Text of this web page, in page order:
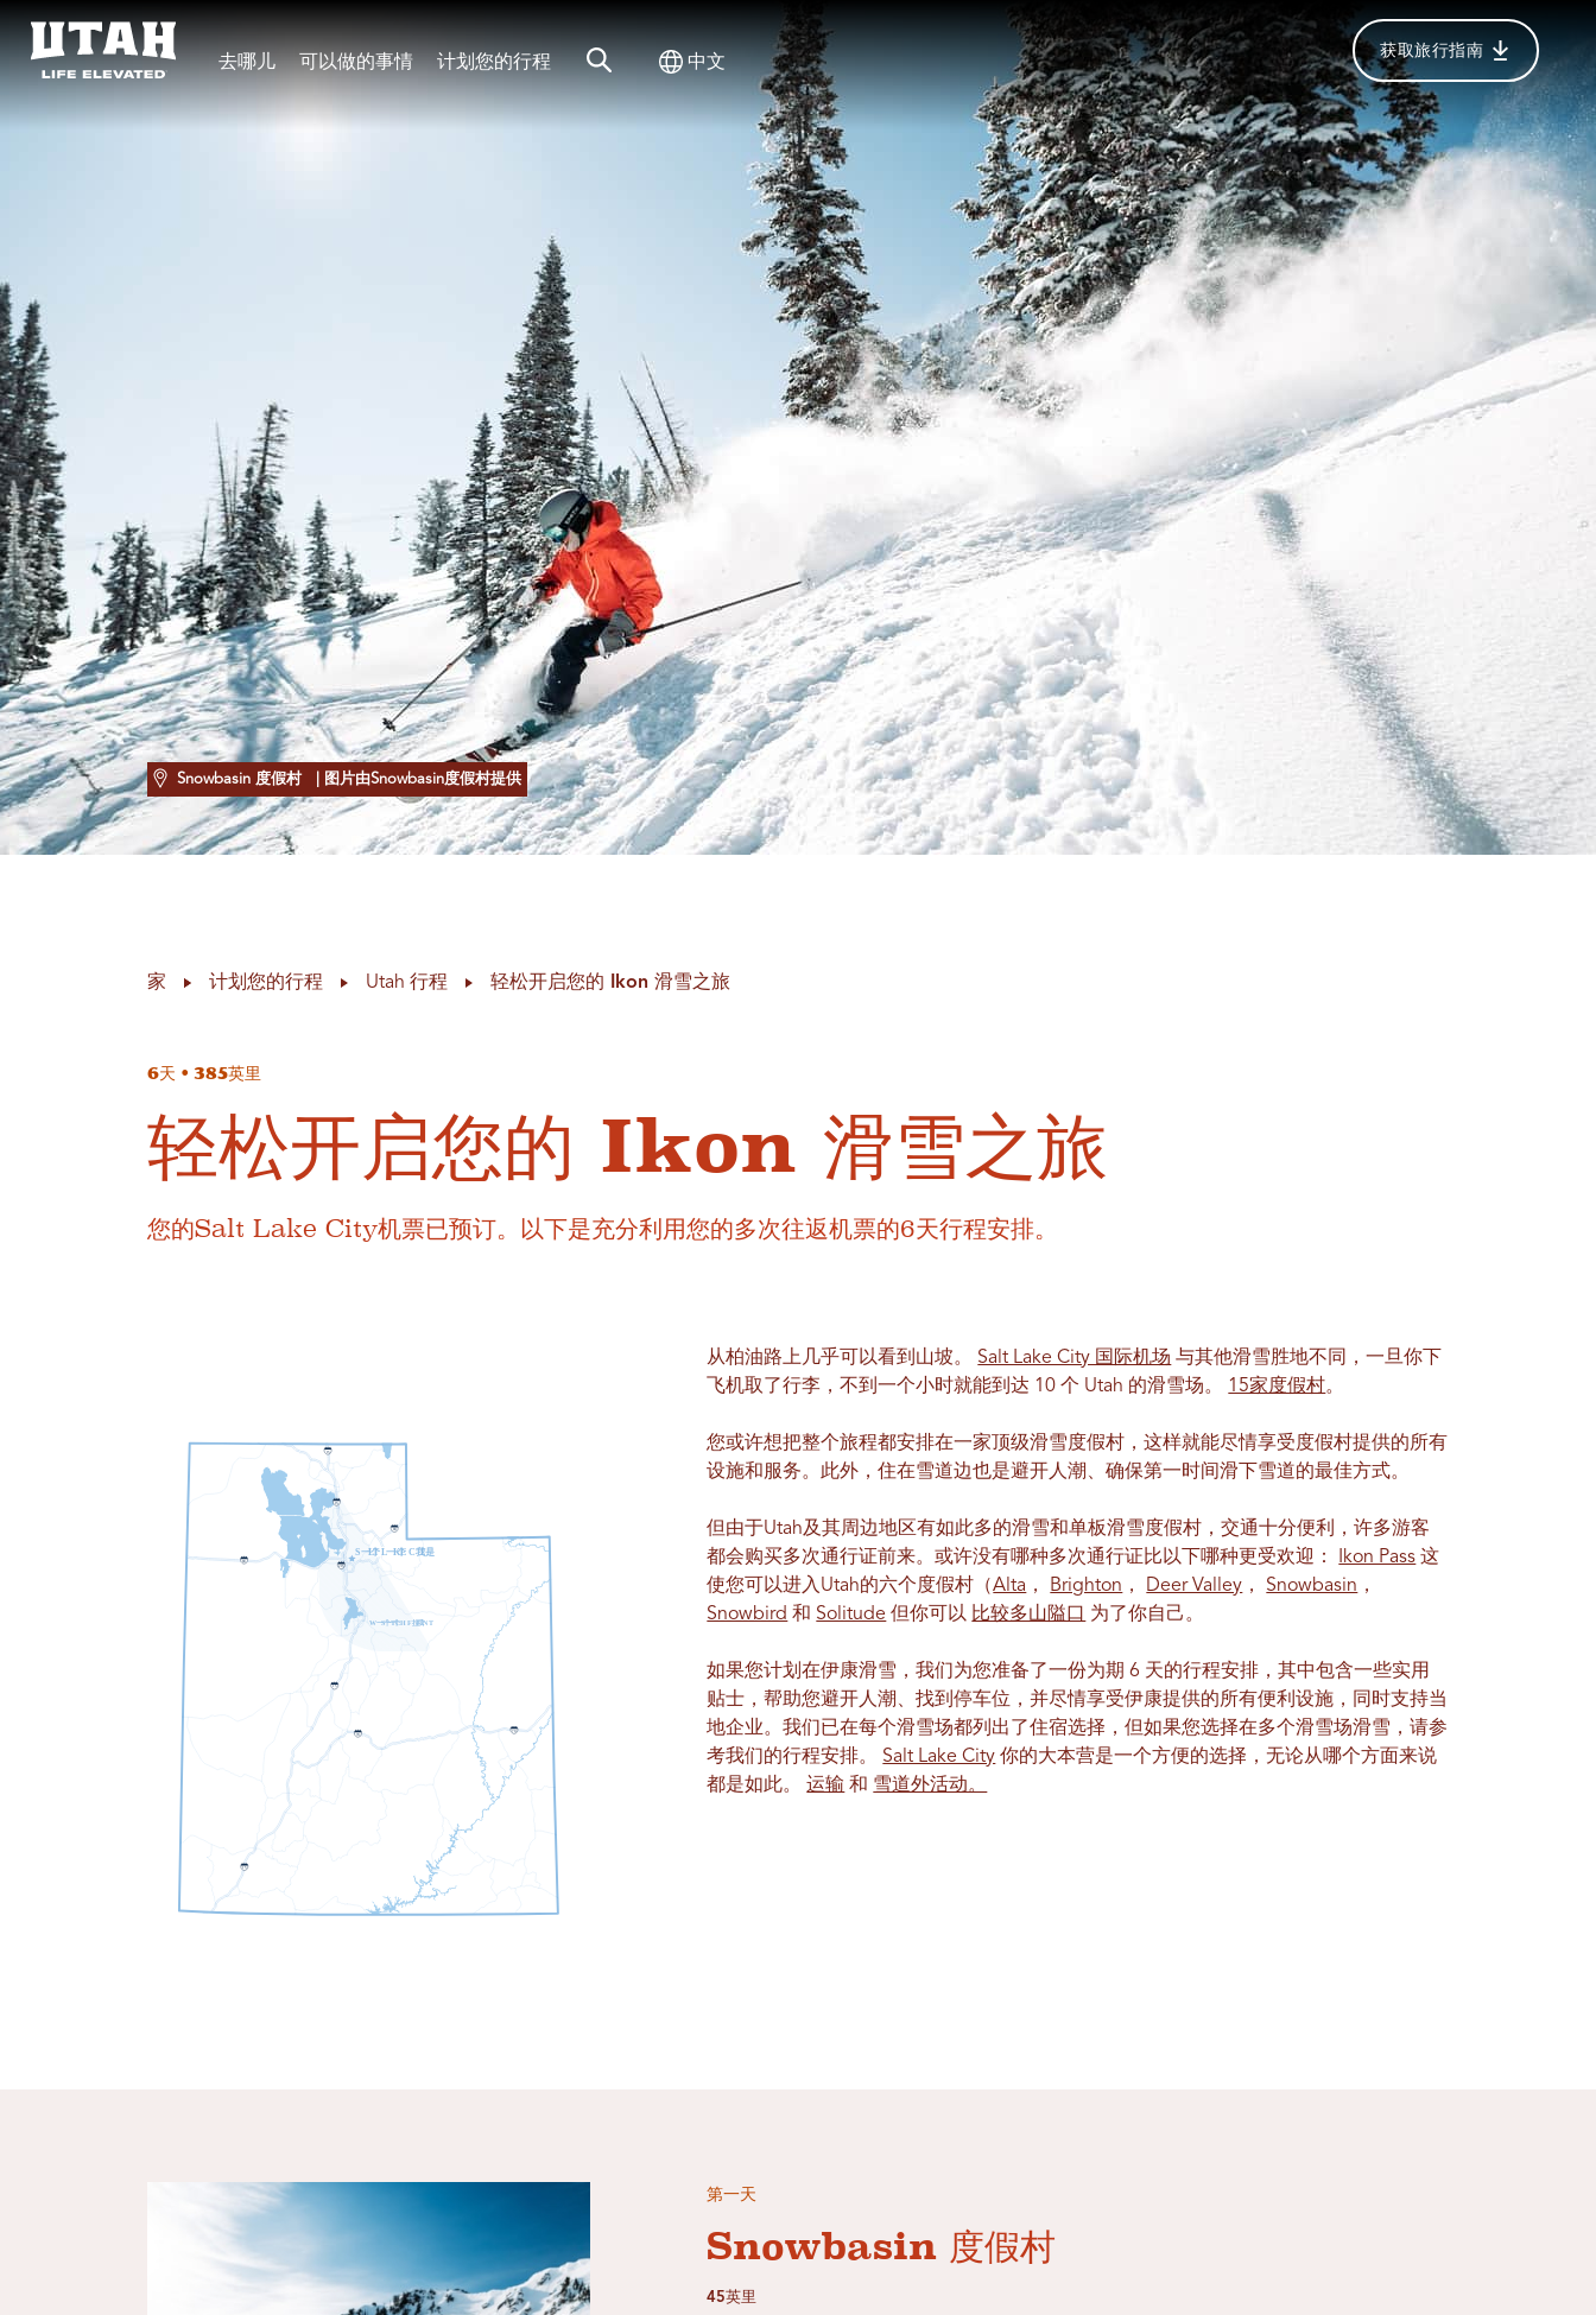
去哪儿 可以做的事情 计划您的行程 网站搜索切换国际
中文 获取旅行指南
Snowbasin 度假村 | 图片由Snowbasin度假村提供
家 计划您的行程 Utah 行程 轻松开启您的 Ikon 滑雪之旅
6天 • 385英里
轻松开启您的 Ikon 滑雪之旅
您的Salt Lake City机票已预订。以下是充分利用您的多次往返机票的6天行程安排。
S一个
LTL一个
KEC我
T是
W一个
S一个
TCHF拉哦NT
15
70
70
15
0
215
15
15
从柏油路上几乎可以看到山坡。 Salt Lake City 国际机场 与其他滑雪胜地不同，一旦你下
飞机取了行李，不到一个小时就能到达 10 个 Utah 的滑雪场。 15家度假村。
您或许想把整个旅程都安排在一家顶级滑雪度假村，这样就能尽情享受度假村提供的所有
设施和服务。此外，住在雪道边也是避开人潮、确保第一时间滑下雪道的最佳方式。
但由于Utah及其周边地区有如此多的滑雪和单板滑雪度假村，交通十分便利，许多游客
都会购买多次通行证前来。或许没有哪种多次通行证比以下哪种更受欢迎：
Ikon Pass 这
使您可以进入Utah的六个度假村（Alta ， Brighton ， Deer Valley ， Snowbasin ，
Snowbird 和 Solitude 但你可以 比较多山隘口 为了你自己。
如果您计划在伊康滑雪，我们为您准备了一份为期 6 天的行程安排，其中包含一些实用
贴士，帮助您避开人潮、找到停车位，并尽情享受伊康提供的所有便利设施，同时支持当
地企业。我们已在每个滑雪场都列出了住宿选择，但如果您选择在多个滑雪场滑雪，请参
考我们的行程安排。 Salt Lake City 你的大本营是一个方便的选择，无论从哪个方面来说
都是如此。运输 和 雪道外活动。
第一天
Snowbasin 度假村
45英里